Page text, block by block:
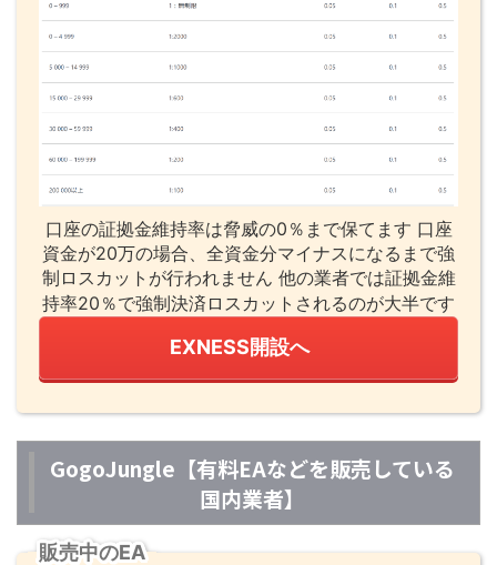
口座の証拠金維持率は脅威の0％まで保てます 口座
資金が20万の場合、全資金分マイナスになるまで強
制ロスカットが行われません 他の業者では証拠金維
持率20％で強制決済ロスカットされるのが大半です
EXNESS開設へ
GogoJungle【有料EAなどを販売している
国内業者】
販売中のEA